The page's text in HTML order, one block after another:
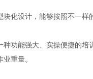
块化设计，能够按照不一样
功能强大、实操便捷的
重量。